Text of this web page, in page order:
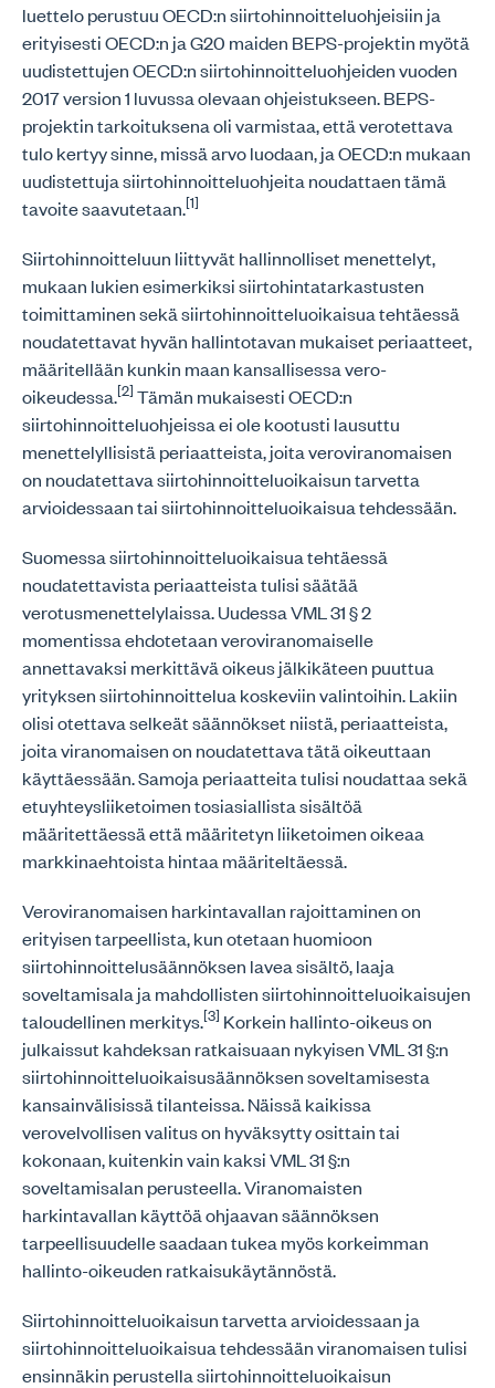
luettelo perustuu OECD:n siirtohinnoitteluohjeisiin ja
erityisesti OECD:n ja G20 maiden BEPS-projektin myötä
uudistettujen OECD:n siirtohinnoitteluohjeiden vuoden
2017 version 1 luvussa olevaan ohjeistukseen. BEPS-
projektin tarkoituksena oli varmistaa, että verotettava
tulo kertyy sinne, missä arvo luodaan, ja OECD:n mukaan
uudistettuja siirtohinnoitteluohjeita noudattaen tämä
tavoite saavutetaan.[1]
Siirtohinnoitteluun liittyvät hallinnolliset menettelyt,
mukaan lukien esimerkiksi siirtohintatarkastusten
toimittaminen sekä siirtohinnoitteluoikaisua tehtäessä
noudatettavat hyvän hallintotavan mukaiset periaatteet,
määritellään kunkin maan kansallisessa vero-
oikeudessa.[2] Tämän mukaisesti OECD:n
siirtohinnoitteluohjeissa ei ole kootusti lausuttu
menettelyllisistä periaatteista, joita veroviranomaisen
on noudatettava siirtohinnoitteluoikaisun tarvetta
arvioidessaan tai siirtohinnoitteluoikaisua tehdessään.
Suomessa siirtohinnoitteluoikaisua tehtäessä
noudatettavista periaatteista tulisi säätää
verotusmenettelylaissa. Uudessa VML 31 § 2
momentissa ehdotetaan veroviranomaiselle
annettavaksi merkittävä oikeus jälkikäteen puuttua
yrityksen siirtohinnoittelua koskeviin valintoihin. Lakiin
olisi otettava selkeät säännökset niistä, periaatteista,
joita viranomaisen on noudatettava tätä oikeuttaan
käyttäessään. Samoja periaatteita tulisi noudattaa sekä
etuyhteysliiketoimen tosiasiallista sisältöä
määritettäessä että määritetyn liiketoimen oikeaa
markkinaehtoista hintaa määriteltäessä.
Veroviranomaisen harkintavallan rajoittaminen on
erityisen tarpeellista, kun otetaan huomioon
siirtohinnoittelusäännöksen lavea sisältö, laaja
soveltamisala ja mahdollisten siirtohinnoitteluoikaisujen
taloudellinen merkitys.[3] Korkein hallinto-oikeus on
julkaissut kahdeksan ratkaisuaan nykyisen VML 31 §:n
siirtohinnoitteluoikaisusäännöksen soveltamisesta
kansainvälisissä tilanteissa. Näissä kaikissa
verovelvollisen valitus on hyväksytty osittain tai
kokonaan, kuitenkin vain kaksi VML 31 §:n
soveltamisalan perusteella. Viranomaisten
harkintavallan käyttöä ohjaavan säännöksen
tarpeellisuudelle saadaan tukea myös korkeimman
hallinto-oikeuden ratkaisukäytännöstä.
Siirtohinnoitteluoikaisun tarvetta arvioidessaan ja
siirtohinnoitteluoikaisua tehdessään viranomaisen tulisi
ensinnäkin perustella siirtohinnoitteluoikaisun